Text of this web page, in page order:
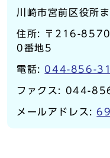
川崎市宮前区役所
住所: 〒216-8570
0番地5
電話: 044-856-
ファクス: 044-
メールアドレス: